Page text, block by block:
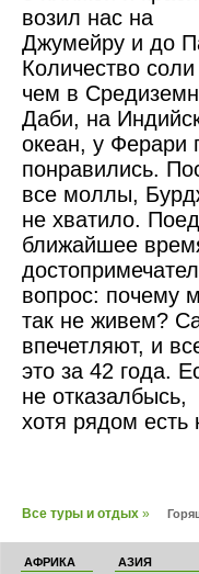
возил нас на
Джумейру и до
Количество
чем в
Даби, на
океан, у Ферари
понравились.
все моллы,
не хватило.
ближайшее
вопрос: почему
так не живем?
впечетляют, и
это за 42 года.
не отказалбысь,
хотя рядом есть
Все туры и отдых »
АФРИКА
АЗИЯ